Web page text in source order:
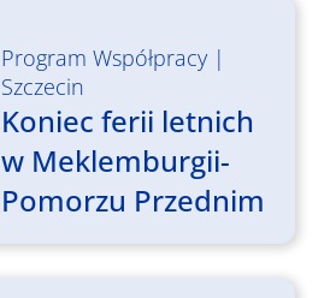
Program Współpracy|
Szczecin
Koniec ferii letnich
w Meklemburgii-
Pomorzu Przednim